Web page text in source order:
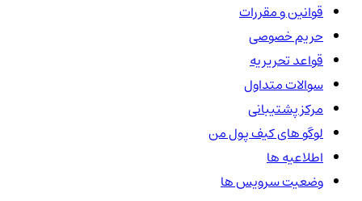
قوانین و مقررات
حریم خصوصی
قواعد تحریریه
سوالات متداول
مرکز پشتیبانی
لوگو های کیف پول من
اطلاعیه ها
وضعیت سرویس ها